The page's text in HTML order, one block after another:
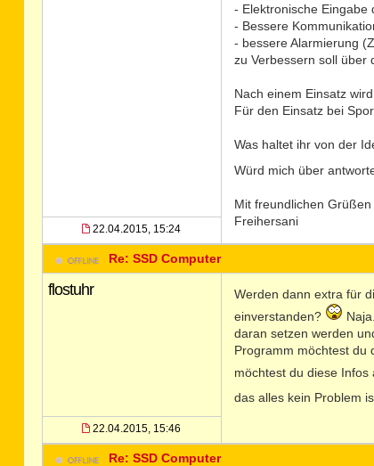
22.04.2015, 15:24
- Elektronische Eingabe
- Bessere
- bessere Alarmierung
zu Verbessern soll über
Nach einem Einsatz
Für den Einsatz bei
Was haltet ihr von der
Würd mich über
Mit freundlichen Grüßen
Freihersani
Re: SSD Computer
flostuhr
22.04.2015, 15:46
Werden dann extra für
einverstanden?
daran setzen werden
Programm möchtest du
möchtest du diese
das alles kein Problem
Re: SSD Computer